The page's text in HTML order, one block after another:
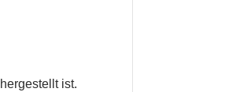
hergestellt ist.